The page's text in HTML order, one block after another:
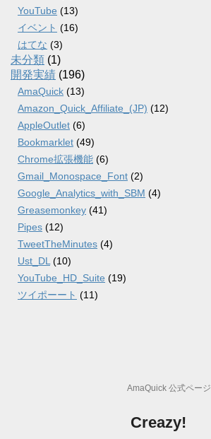
YouTube (13)
イベント (16)
はてな (3)
未分類 (1)
開発実績 (196)
AmaQuick (13)
Amazon_Quick_Affiliate_(JP) (12)
AppleOutlet (6)
Bookmarklet (49)
Chrome拡張機能 (6)
Gmail_Monospace_Font (2)
Google_Analytics_with_SBM (4)
Greasemonkey (41)
Pipes (12)
TweetTheMinutes (4)
Ust_DL (10)
YouTube_HD_Suite (19)
ツイポーート (11)
AmaQuick 公式ページ
Creazy!